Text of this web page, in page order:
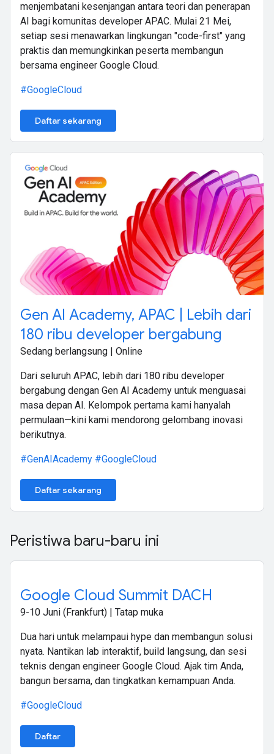
menjembatani kesenjangan antara teori dan penerapan
AI bagi komunitas developer APAC. Mulai 21 Mei,
setiap sesi menawarkan lingkungan "code-first" yang
praktis dan memungkinkan peserta membangun
bersama engineer Google Cloud.
#GoogleCloud
Daftar sekarang
Gen AI Academy, APAC | Lebih dari
180 ribu developer bergabung
Sedang berlangsung | Online
Dari seluruh APAC, lebih dari 180 ribu developer
bergabung dengan Gen AI Academy untuk menguasai
masa depan AI. Kelompok pertama kami hanyalah
permulaan—kini kami mendorong gelombang inovasi
berikutnya.
#GenAIAcademy #GoogleCloud
Daftar sekarang
Peristiwa baru-baru ini
Google Cloud Summit DACH
9-10 Juni (Frankfurt) | Tatap muka
Dua hari untuk melampaui hype dan membangun solusi
nyata. Nantikan lab interaktif, build langsung, dan sesi
teknis dengan engineer Google Cloud. Ajak tim Anda,
bangun bersama, dan tingkatkan kemampuan Anda.
#GoogleCloud
Daftar